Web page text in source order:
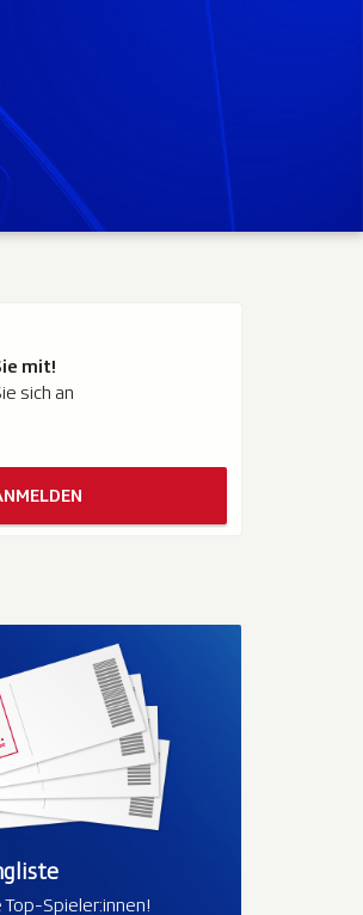
mit!
sich an
Spieler:innen!